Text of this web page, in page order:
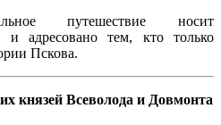
путешествие носит
и адресовано тем, кто только
Пскова.
князей Всеволода и Довмонта